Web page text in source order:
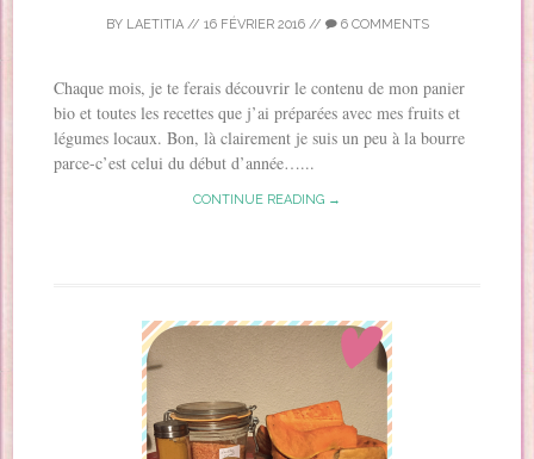
BY LAETITIA// 16 FÉVRIER 2016// 6 COMMENTS
Chaque mois, je te ferais découvrir le contenu de mon panier
bio et toutes les recettes que j’ai préparées avec mes fruits et
légumes locaux. Bon, là clairement je suis un peu à la bourre
parce-c’est celui du début d’année…...
CONTINUE READING →